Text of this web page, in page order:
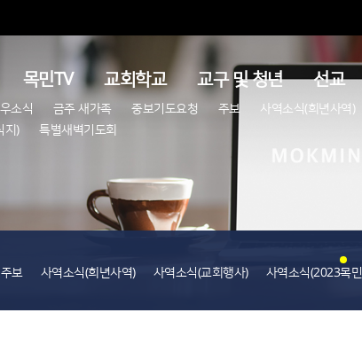
목민TV 교회학교 교구 및 청년 선교
소식 금주 새가족 중보기도요청 주보 사역소식(희년사역)
지)
특별새벽기도회
주보 사역소식(희년사역) 사역소식(교회행사) 사역소식(2023목